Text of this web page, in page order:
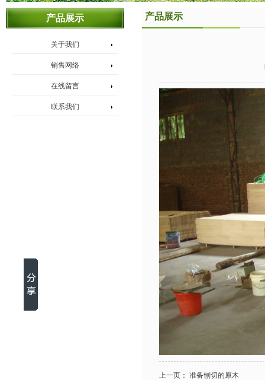
产品展示
关于我们
销售网络
在线留言
联系我们
产品展示
上一页： 准备刨切的原木